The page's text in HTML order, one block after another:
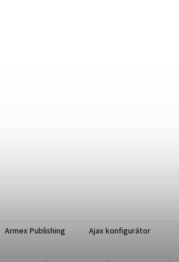
Armex Publishing Ajax konfigurátor